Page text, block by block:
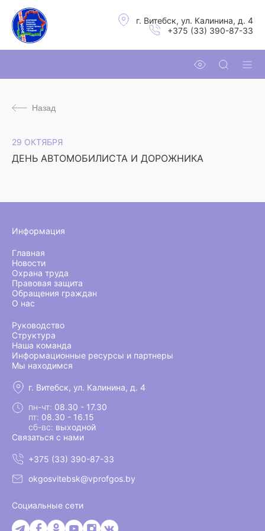
г. Витебск, ул. Калинина, д. 4
+375 (33) 390-87-33
Назад
29 ОКТЯБРЯ
ДЕНЬ АВТОМОБИЛИСТА И ДОРОЖНИКА
Информация
Главная
Новости
Охрана труда
Правовая защита
Обращения граждан
О нас
Руководство
Структура
Наша команда
Информационные ресурсы и партнеры
Мы находимся
г. Витебск, ул. Калинина, д. 4
пн-чт: 08.30 - 17.30
пт: 08.30 - 16.15
сб-вс: выходной
Связаться с нами
+375 (33) 390-87-33
okgosvitebsk@vprofgos.by
Социальные сети